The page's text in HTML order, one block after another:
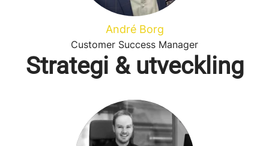
André Borg
Customer Success Manager
Strategi & utveckling